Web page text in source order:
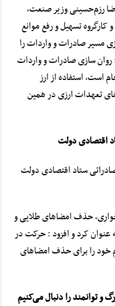
رزم‌حسینی وزیر صنعت،
کارگروهتسهیل و رفعموانع
مسیر صادرات و واردات را
سازی صادرات و واردات
است، استفاده از ارز
تعهدات ارزی در همین
اقتصادی دولت
ستاد اقتصادی دولت
حذف امضاهای طلایی و
عنوان کرد و افزود : حرکت در
خود را برای حذف امضاهای
توانمند را دنبال می‌کنیم